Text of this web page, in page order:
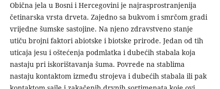
Obična jela u Bosni i Hercegovini je najrasprostranjenija
četinarska vrsta drveta. Zajedno sa bukvom i smrčom gradi
vrijedne šumske sastojine. Na njeno zdravstveno stanje
utiču brojni faktori abiotske i biotske prirode. Jedan od tih
uticaja jesu i oštećenja podmlatka i dubećih stabala koja
nastaju pri iskorištavanja šuma. Povrede na stablima
nastaju kontaktom između strojeva i dubećih stabala ili pak